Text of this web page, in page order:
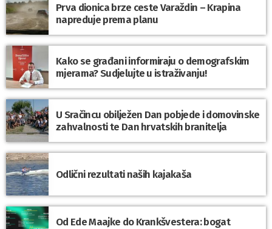
Prva dionica brze ceste Varaždin – Krapina
napreduje prema planu
Kako se građani informiraju o demografskim
mjerama? Sudjelujte u istraživanju!
U Sračincu obilježen Dan pobjede i domovinske
zahvalnosti te Dan hrvatskih branitelja
Odlični rezultati naših kajakaša
Od Ede Maajke do Krankšvestera: bogat